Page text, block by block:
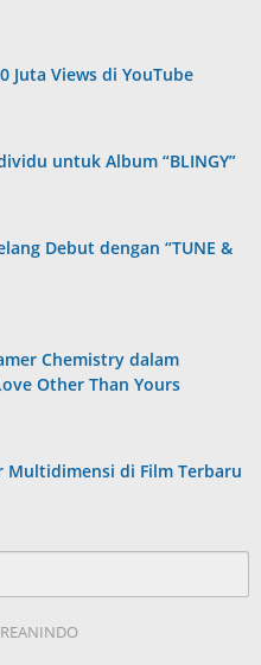
Juta Views di YouTube
untuk Album “BLINGY”
Debut dengan “TUNE &
Chemistry dalam
Other Than Yours
Multidimensi di Film Terbaru